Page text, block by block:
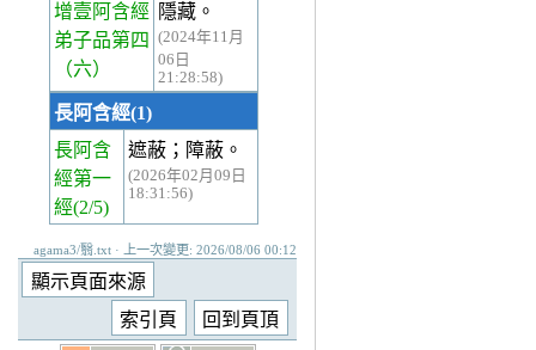
增壹阿含經
弟子品第四
（六）
隱藏。
(2024年11月
06日
21:28:58)
長阿含經(1)
長阿含
經第一
經(2/5)
遮蔽；障蔽。
(2026年02月09日
18:31:56)
agama3/翳.txt · 上一次變更: 2026/08/06 00:12